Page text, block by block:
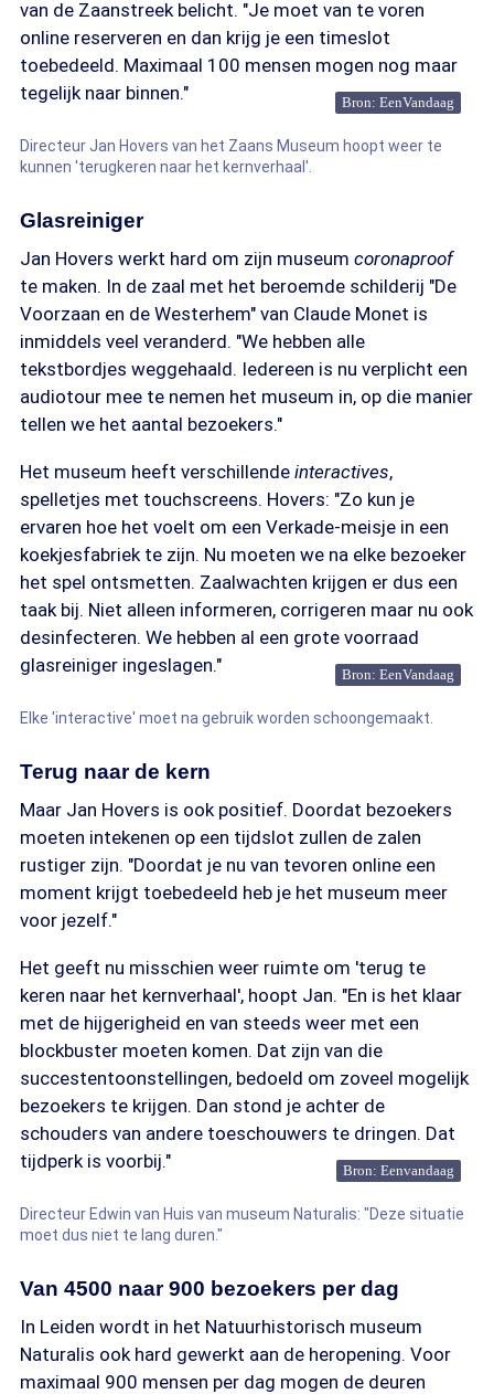
van de Zaanstreek belicht. "Je moet van te voren
online reserveren en dan krijg je een timeslot
toebedeeld. Maximaal 100 mensen mogen nog maar
tegelijk naar binnen."
Bron: EenVandaag
Directeur Jan Hovers van het Zaans Museum hoopt weer te
kunnen 'terugkeren naar het kernverhaal'.
Glasreiniger
Jan Hovers werkt hard om zijn museum coronaproof
te maken. In de zaal met het beroemde schilderij "De
Voorzaan en de Westerhem" van Claude Monet is
inmiddels veel veranderd. "We hebben alle
tekstbordjes weggehaald. Iedereen is nu verplicht een
audiotour mee te nemen het museum in, op die manier
tellen we het aantal bezoekers."
Het museum heeft verschillende interactives,
spelletjes met touchscreens. Hovers: "Zo kun je
ervaren hoe het voelt om een Verkade-meisje in een
koekjesfabriek te zijn. Nu moeten we na elke bezoeker
het spel ontsmetten. Zaalwachten krijgen er dus een
taak bij. Niet alleen informeren, corrigeren maar nu ook
desinfecteren. We hebben al een grote voorraad
glasreiniger ingeslagen."
Bron: EenVandaag
Elke 'interactive' moet na gebruik worden schoongemaakt.
Terug naar de kern
Maar Jan Hovers is ook positief. Doordat bezoekers
moeten intekenen op een tijdslot zullen de zalen
rustiger zijn. "Doordat je nu van tevoren online een
moment krijgt toebedeeld heb je het museum meer
voor jezelf."
Het geeft nu misschien weer ruimte om 'terug te
keren naar het kernverhaal', hoopt Jan. "En is het klaar
met de hijgerigheid en van steeds weer met een
blockbuster moeten komen. Dat zijn van die
succestentoonstellingen, bedoeld om zoveel mogelijk
bezoekers te krijgen. Dan stond je achter de
schouders van andere toeschouwers te dringen. Dat
tijdperk is voorbij."
Bron: Eenvandaag
Directeur Edwin van Huis van museum Naturalis: "Deze situatie
moet dus niet te lang duren."
Van 4500 naar 900 bezoekers per dag
In Leiden wordt in het Natuurhistorisch museum
Naturalis ook hard gewerkt aan de heropening. Voor
maximaal 900 mensen per dag mogen de deuren